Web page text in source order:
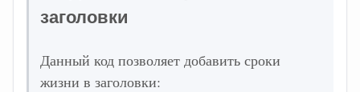
заголовки
Данный код позволяет добавить сроки
жизни в заголовки: